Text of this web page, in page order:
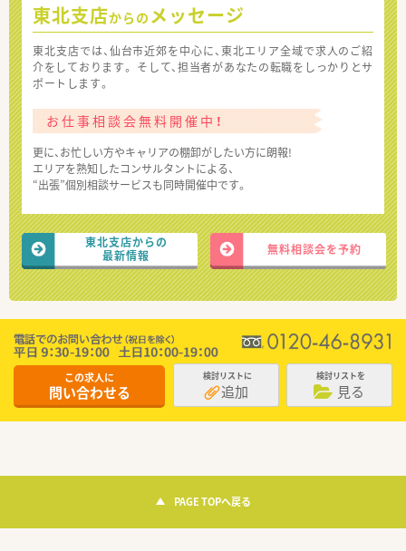
東北支店からの メッセージ
東北支店では、仙台市近郊を中心に、東北エリア全域で求人のご紹
介をしております。 そして、担当者があなたの転職をしっかりとサ
ポートします。
お仕事相談会無料開催中！
更に、お忙しい方やキャリアの棚卸がしたい方に朗報!
エリアを熟知したコンサルタントによる、
“出張”個別相談サービスも同時開催中です。
東北支店からの
最新情報
無料相談会を予約
この求人に
問い合わせる
検討リストに
追加
検討リストを
見る
PAGE TOPへ戻る